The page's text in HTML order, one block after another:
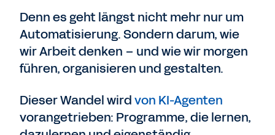
Denn es geht längst nicht mehr nur um
Automatisierung. Sondern darum, wie
wir Arbeit denken – und wie wir morgen
führen, organisieren und gestalten.
Dieser Wandel wirdvon KI-Agenten
vorangetrieben: Programme, die lernen,